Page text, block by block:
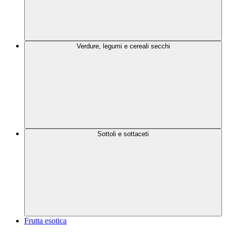
Verdure, legumi e cereali secchi
Sottoli e sottaceti
Frutta esotica